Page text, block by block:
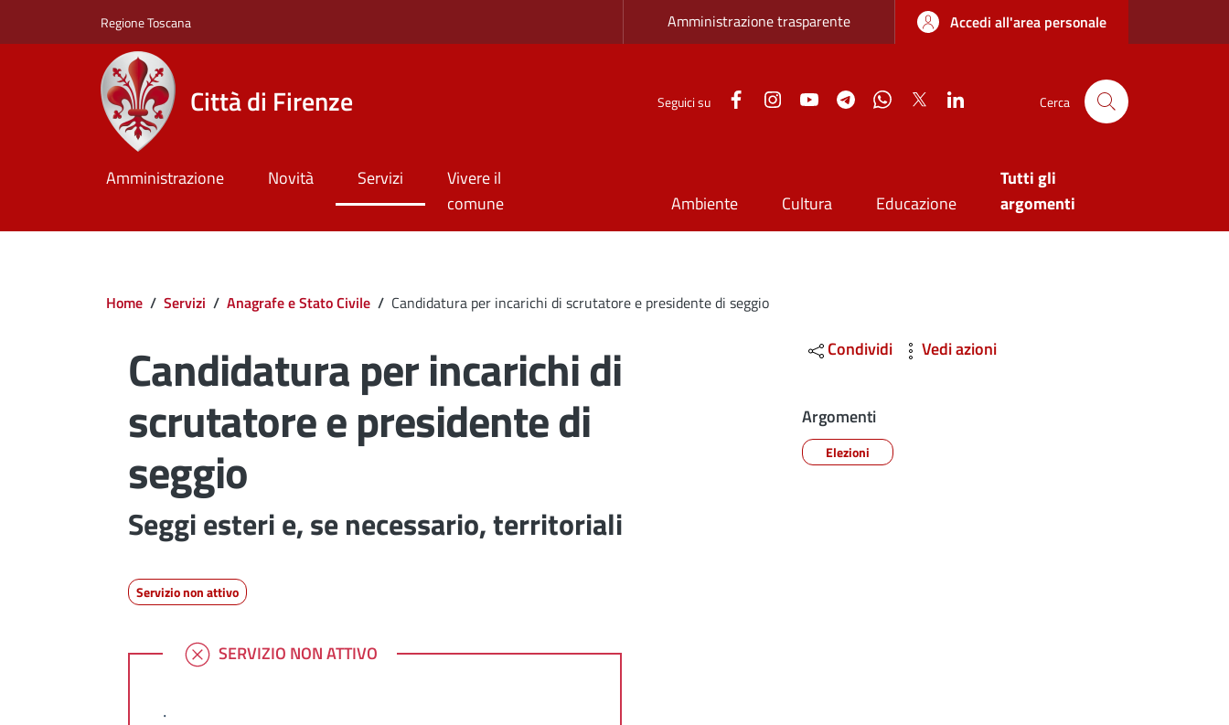
Regione Toscana Zona superiore sottile
Amministrazione trasparente Accedi all'area personale
Città di Firenze Seguici su FacebookInstagramYouTubeTelegramWhatsApp
Twitter Cerca
Amministrazione Novità Servizi
Vivere il
comune
Ambiente Cultura Educazione
Tutti gli
argomenti
Briciole di pane
Home / Servizi / Anagrafe e Stato Civile / Candidatura per incarichi di scrutatore e presidente di seggio
Candidatura per incarichi di
scrutatore e presidente di
seggio
Seggi esteri e, se necessario, territoriali
Servizio non attivo
SERVIZIO NON ATTIVO
SERVIZIO NON ATTIVO
.
Condividi Vedi azioni
Argomenti
Elezioni